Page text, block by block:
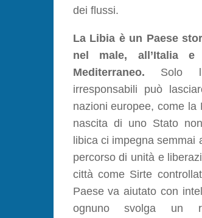
dei flussi.
La Libia è un Paese
nel male, all’Italia
Mediterraneo. Solo
irresponsabili può
nazioni europee, come
nascita di uno Stato
libica ci impegna
percorso di unità e
città come Sirte
Paese va aiutato con
ognuno svolga un